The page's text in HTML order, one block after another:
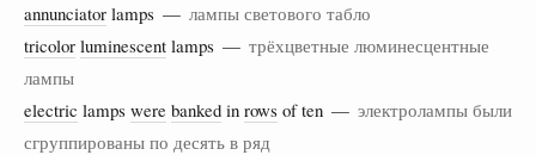
annunciator lamps — лампы светового табло
tricolor luminescent lamps — трёхцветные люминесцентные
лампы
electric lamps were banked in rows of ten — электролампы были
сгруппированы по десять в ряд